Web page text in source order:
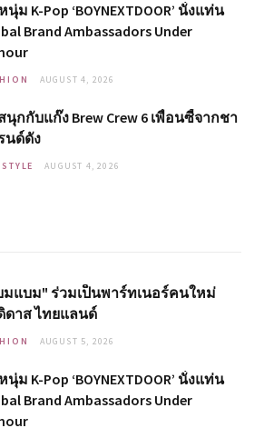
ม K-Pop ‘BOYNEXTDOOR’ นั่งแท่น
Brand Ambassadors Under
AUGUST 4, 2026
นุกกับแก๊ง Brew Crew 6 เพื่อนซี้จากชา
นด์ดัง
AUGUST 4, 2026
แบม" ร่วมเป็นพาร์ทเนอร์คนใหม่
ดาส ไทยแลนด์
AUGUST 5, 2026
ม K-Pop ‘BOYNEXTDOOR’ นั่งแท่น
Brand Ambassadors Under